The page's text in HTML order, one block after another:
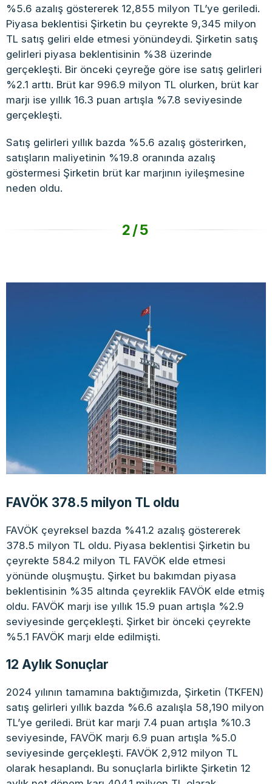
%5.6 azalış göstererek 12,855 milyon TL’ye geriledi.
Piyasa beklentisi Şirketin bu çeyrekte 9,345 milyon
TL satış geliri elde etmesi yönündeydi. Şirketin satış
gelirleri piyasa beklentisinin %38 üzerinde
gerçekleşti. Bir önceki çeyreğe göre ise satış gelirleri
%2.1 arttı. Brüt kar 996.9 milyon TL olurken, brüt kar
marjı ise yıllık 16.3 puan artışla %7.8 seviyesinde
gerçekleşti.
Satış gelirleri yıllık bazda %5.6 azalış gösterirken,
satışların maliyetinin %19.8 oranında azalış
göstermesi Şirketin brüt kar marjının iyileşmesine
neden oldu.
2/5
FAVÖK 378.5 milyon TL oldu
FAVÖK çeyreksel bazda %41.2 azalış göstererek
378.5 milyon TL oldu. Piyasa beklentisi Şirketin bu
çeyrekte 584.2 milyon TL FAVÖK elde etmesi
yönünde oluşmuştu. Şirket bu bakımdan piyasa
beklentisinin %35 altında çeyreklik FAVÖK elde etmiş
oldu. FAVÖK marjı ise yıllık 15.9 puan artışla %2.9
seviyesinde gerçekleşti. Şirket bir önceki çeyrekte
%5.1 FAVÖK marjı elde edilmişti.
12 Aylık Sonuçlar
2024 yılının tamamına baktığımızda, Şirketin (TKFEN)
satış gelirleri yıllık bazda %6.6 azalışla 58,190 milyon
TL’ye geriledi. Brüt kar marjı 7.4 puan artışla %10.3
seviyesinde, FAVÖK marjı 6.9 puan artışla %5.0
seviyesinde gerçekleşti. FAVÖK 2,912 milyon TL
olarak hesaplandı. Bu sonuçlarla birlikte Şirketin 12